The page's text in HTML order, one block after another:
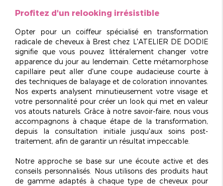
Profitez d'un relooking irrésistible
Opter pour un coiffeur spécialisé en transformation
radicale de cheveux à Brest chez L'ATELIER DE DODIE
signifie que vous pouvez littéralement changer votre
apparence du jour au lendemain. Cette métamorphose
capillaire peut aller d'une coupe audacieuse courte à
des techniques de balayage et de coloration innovantes.
Nos experts analysent minutieusement votre visage et
votre personnalité pour créer un look qui met en valeur
vos atouts naturels. Grâce à notre savoir-faire, nous vous
accompagnons à chaque étape de la transformation,
depuis la consultation initiale jusqu'aux soins post-
traitement, afin de garantir un résultat impeccable.
Notre approche se base sur une écoute activeet des
conseils personnalisés. Nous utilisons des produits haut
de gamme adaptés à chaque type de cheveux pour